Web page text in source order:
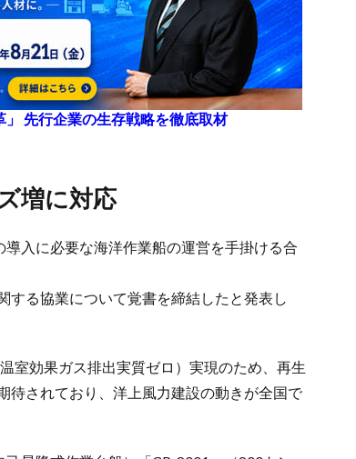
先行企業の生存戦略を徹底取材
増に対応
入に必要な海洋作業船の運営を手掛ける合
する協業について覚書を締結したと発表し
室効果ガス排出実質ゼロ）実現のため、再生
待されており、洋上風力建設の動きが全国で